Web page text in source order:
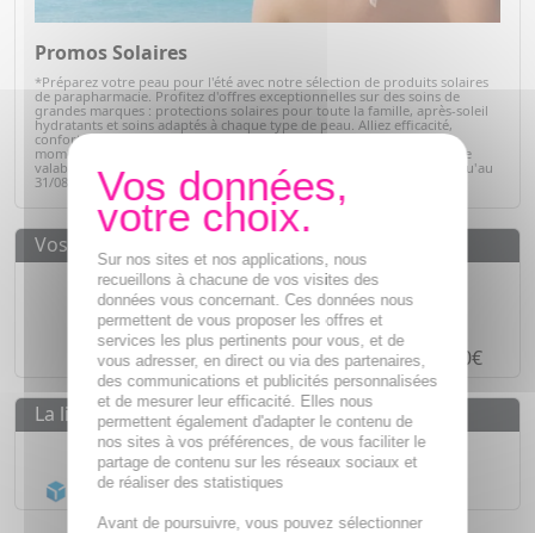
Promos Solaires
*Préparez votre peau pour l'été avec notre sélection de produits solaires
de parapharmacie. Profitez d'offres exceptionnelles sur des soins de
grandes marques : protections solaires pour toute la famille, après-soleil
hydratants et soins adaptés à chaque type de peau. Alliez efficacité,
confort et sécurité tout en bénéficiant de prix avantageux. C'est le
moment idéal pour faire le plein de vos indispensables solaires ! Offre
valable sur articles signalés, dans la limite des stocks disponibles jusqu'au
31/08/2026. Voir la sélection
Vos avantages
Des prixIMBATTABLES
Paiement en ligneSÉCURISÉ
Paiement en 4 fois sans fraisà partir de 30€
La livraison
Livraison gratuite dès55€
Acheminement Chronopost
Sur nos sites et nos applications, nous
recueillons à chacune de vos visites des
données vous concernant. Ces données nous
permettent de vous proposer les offres et
services les plus pertinents pour vous, et de
vous adresser, en direct ou via des partenaires,
des communications et publicités personnalisées
et de mesurer leur efficacité. Elles nous
permettent également d'adapter le contenu de
nos sites à vos préférences, de vous faciliter le
partage de contenu sur les réseaux sociaux et
de réaliser des statistiques
Avant de poursuivre, vous pouvez sélectionner